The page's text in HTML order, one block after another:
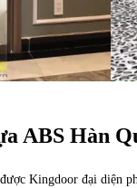
ABS Hàn
Kingdoor đại diện